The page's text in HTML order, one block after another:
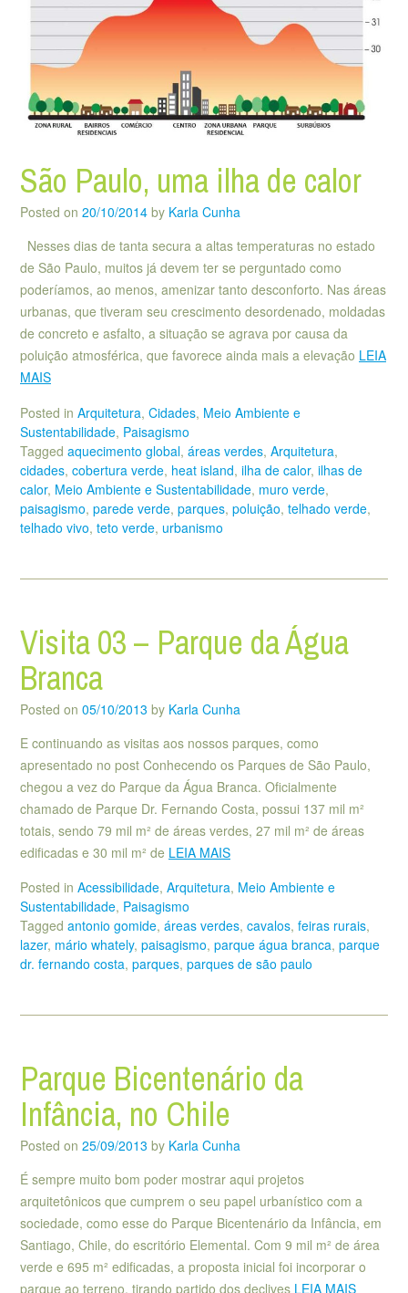
São Paulo, uma ilha de calor
Posted on 20/10/2014 by Karla Cunha
Nesses dias de tanta secura a altas temperaturas no estado
de São Paulo, muitos já devem ter se perguntado como
poderíamos, ao menos, amenizar tanto desconforto. Nas áreas
urbanas, que tiveram seu crescimento desordenado, moldadas
de concreto e asfalto, a situação se agrava por causa da
poluição atmosférica, que favorece ainda mais a elevação LEIA
MAIS
Posted in Arquitetura, Cidades, Meio Ambiente e
Sustentabilidade, Paisagismo
Tagged aquecimento global, áreas verdes, Arquitetura,
cidades, cobertura verde, heat island, ilha de calor, ilhas de
calor, Meio Ambiente e Sustentabilidade, muro verde,
paisagismo, parede verde, parques, poluição, telhado verde,
telhado vivo, teto verde, urbanismo
Visita 03 – Parque da Água
Branca
Posted on 05/10/2013 by Karla Cunha
E continuando as visitas aos nossos parques, como
apresentado no post Conhecendo os Parques de São Paulo,
chegou a vez do Parque da Água Branca. Oficialmente
chamado de Parque Dr. Fernando Costa, possui 137 mil m²
totais, sendo 79 mil m² de áreas verdes, 27 mil m² de áreas
edificadas e 30 mil m² de LEIA MAIS
Posted in Acessibilidade, Arquitetura, Meio Ambiente e
Sustentabilidade, Paisagismo
Tagged antonio gomide, áreas verdes, cavalos, feiras rurais,
lazer, mário whately, paisagismo, parque água branca, parque
dr. fernando costa, parques, parques de são paulo
Parque Bicentenário da
Infância, no Chile
Posted on 25/09/2013 by Karla Cunha
É sempre muito bom poder mostrar aqui projetos
arquitetônicos que cumprem o seu papel urbanístico com a
sociedade, como esse do Parque Bicentenário da Infância, em
Santiago, Chile, do escritório Elemental. Com 9 mil m² de área
verde e 695 m² edificadas, a proposta inicial foi incorporar o
parque ao terreno, tirando partido dos declives LEIA MAIS